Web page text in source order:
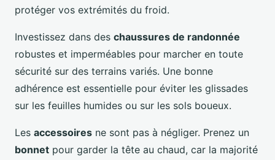
protéger vos extrémités du froid.
Investissez dans des chaussures de randonnée
robustes et imperméables pour marcher en toute
sécurité sur des terrains variés. Une bonne
adhérence est essentielle pour éviter les glissades
sur les feuilles humides ou sur les sols boueux.
Les accessoires ne sont pas à négliger. Prenez un
bonnet pour garder la tête au chaud, car la majorité